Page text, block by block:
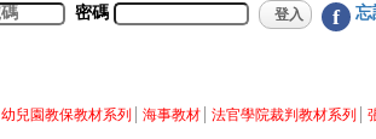
密碼 f 忘
幼兒園教保教材系列 海事教材 法官學院裁判教材系列